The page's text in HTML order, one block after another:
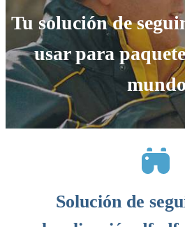
Tu solución de
usar para
Solución de